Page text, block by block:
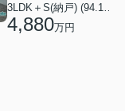
4,880万円